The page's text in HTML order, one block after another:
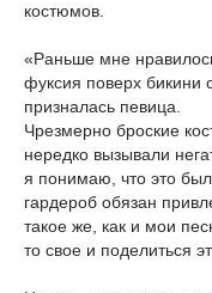
костюмов.
«Раньше мне
фуксия поверх бикини
призналась певица.
Чрезмерно броские
нередко вызывали
я понимаю, что это
гардероб обязан
такое же, как и мои
то свое и поделиться